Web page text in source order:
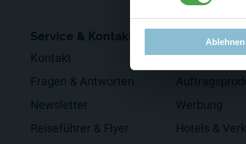
Ablehnen
Service & Kontakt
Kontakt
Fragen & Antworten
Newsletter
Reiseführer & Flyer
Für Firmen
Events
Werbung
Hotels &